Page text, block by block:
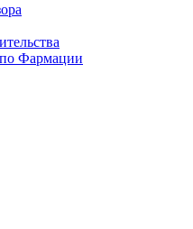
Фармации